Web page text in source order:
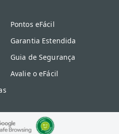
Pontos eFácil
Garantia Estendida
Guia de Segurança
Avalie o eFácil